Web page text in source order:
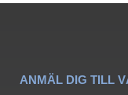
ANMÄL DIG TILL